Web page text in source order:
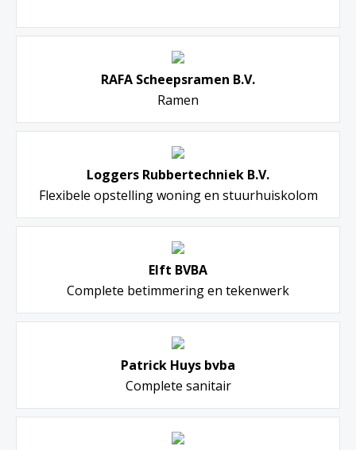
RAFA Scheepsramen B.V.
Ramen
Loggers Rubbertechniek B.V.
Flexibele opstelling woning en stuurhuiskolom
Elft BVBA
Complete betimmering en tekenwerk
Patrick Huys bvba
Complete sanitair